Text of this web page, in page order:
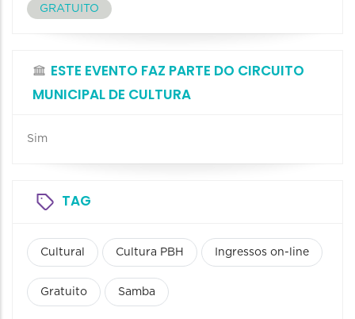
GRATUITO
ESTE EVENTO FAZ PARTE DO CIRCUITO
MUNICIPAL DE CULTURA
Sim
TAG
Cultural Cultura PBH Ingressos on-line
Gratuito Samba